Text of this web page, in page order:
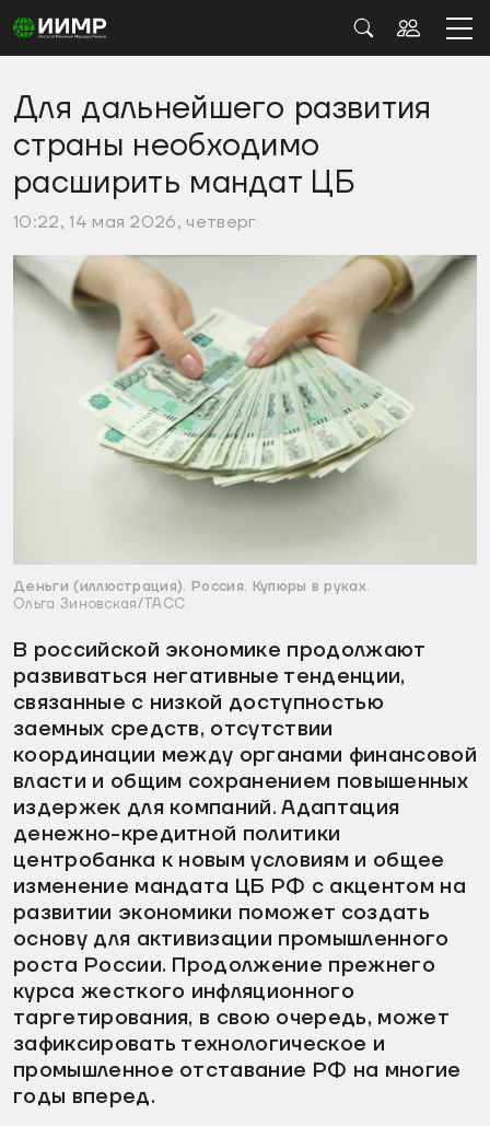
Для дальнейшего развития
страны необходимо
расширить мандат ЦБ
10:22, 14 мая 2026, четверг
Деньги (иллюстрация). Россия. Купюры в руках.
Ольга Зиновская/ТАСС
В российской экономике продолжают
развиваться негативные тенденции,
связанные с низкой доступностью
заемных средств, отсутствии
координации между органами финансовой
власти и общим сохранением повышенных
издержек для компаний. Адаптация
денежно-кредитной политики
центробанка к новым условиям и общее
изменение мандата ЦБ РФ с акцентом на
развитии экономики поможет создать
основу для активизации промышленного
роста России. Продолжение прежнего
курса жесткого инфляционного
таргетирования, в свою очередь, может
зафиксировать технологическое и
промышленное отставание РФ на многие
годы вперед.